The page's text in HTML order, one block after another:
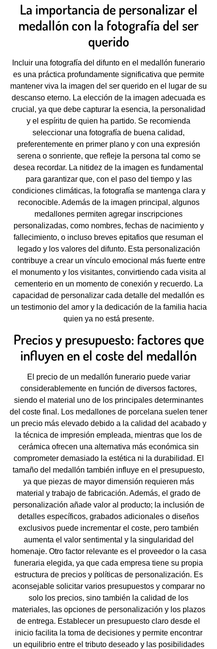
La importancia de personalizar el
medallón con la fotografía del ser
querido
Incluir una fotografía del difunto en el medallón funerario
es una práctica profundamente significativa que permite
mantener viva la imagen del ser querido en el lugar de su
descanso eterno. La elección de la imagen adecuada es
crucial, ya que debe capturar la esencia, la personalidad
y el espíritu de quien ha partido. Se recomienda
seleccionar una fotografía de buena calidad,
preferentemente en primer plano y con una expresión
serena o sonriente, que refleje la persona tal como se
desea recordar. La nitidez de la imagen es fundamental
para garantizar que, con el paso del tiempo y las
condiciones climáticas, la fotografía se mantenga clara y
reconocible. Además de la imagen principal, algunos
medallones permiten agregar inscripciones
personalizadas, como nombres, fechas de nacimiento y
fallecimiento, o incluso breves epitafios que resuman el
legado y los valores del difunto. Esta personalización
contribuye a crear un vínculo emocional más fuerte entre
el monumento y los visitantes, convirtiendo cada visita al
cementerio en un momento de conexión y recuerdo. La
capacidad de personalizar cada detalle del medallón es
un testimonio del amor y la dedicación de la familia hacia
quien ya no está presente.
Precios y presupuesto: factores que
influyen en el coste del medallón
El precio de un medallón funerario puede variar
considerablemente en función de diversos factores,
siendo el material uno de los principales determinantes
del coste final. Los medallones de porcelana suelen tener
un precio más elevado debido a la calidad del acabado y
la técnica de impresión empleada, mientras que los de
cerámica ofrecen una alternativa más económica sin
comprometer demasiado la estética ni la durabilidad. El
tamaño del medallón también influye en el presupuesto,
ya que piezas de mayor dimensión requieren más
material y trabajo de fabricación. Además, el grado de
personalización añade valor al producto; la inclusión de
detalles específicos, grabados adicionales o diseños
exclusivos puede incrementar el coste, pero también
aumenta el valor sentimental y la singularidad del
homenaje. Otro factor relevante es el proveedor o la casa
funeraria elegida, ya que cada empresa tiene su propia
estructura de precios y políticas de personalización. Es
aconsejable solicitar varios presupuestos y comparar no
solo los precios, sino también la calidad de los
materiales, las opciones de personalización y los plazos
de entrega. Establecer un presupuesto claro desde el
inicio facilita la toma de decisiones y permite encontrar
un equilibrio entre el tributo deseado y las posibilidades